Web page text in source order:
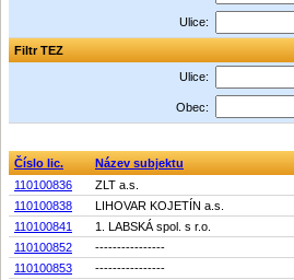
Ulice:
Filtr TEZ
Ulice:
Obec:
Číslo lic. Název subjektu
110100836
ZLT a.s.
110100838
LIHOVAR KOJETÍN a.s.
110100841
1. LABSKÁ spol. s r.o.
110100852
----------------
110100853
----------------